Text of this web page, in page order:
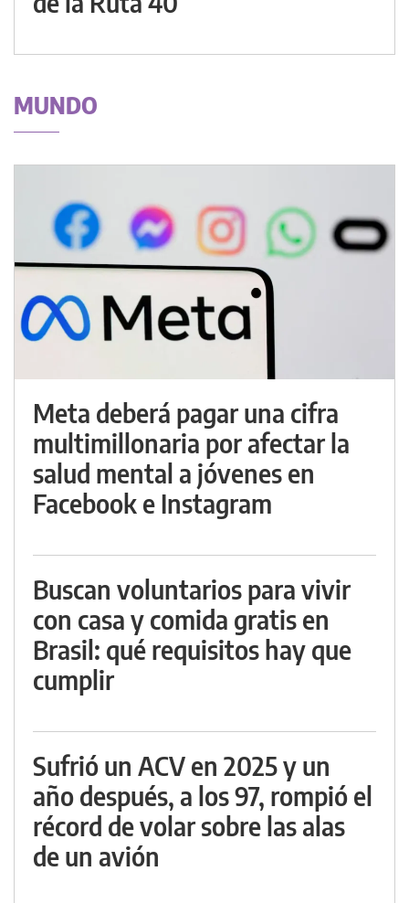
MUNDO
Meta deberá pagar una cifra
multimillonaria por afectar la
salud mental a jóvenes en
Facebook e Instagram
Buscan voluntarios para vivir
con casa y comida gratis en
Brasil: qué requisitos hay que
cumplir
Sufrió un ACV en 2025 y un
año después, a los 97, rompió el
récord de volar sobre las alas
de un avión